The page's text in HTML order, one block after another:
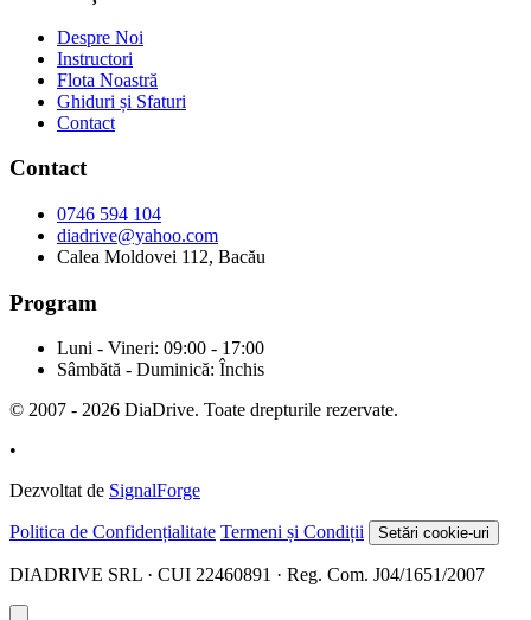
Despre Noi
Instructori
Flota Noastră
Ghiduri și Sfaturi
Contact
Contact
0746 594 104
diadrive@yahoo.com
Calea Moldovei 112, Bacău
Program
Luni - Vineri: 09:00 - 17:00
Sâmbătă - Duminică: Închis
© 2007 - 2026 DiaDrive. Toate drepturile rezervate.
•
Dezvoltat de SignalForge
Politica de Confidențialitate Termeni și Condiții Setări cookie-uri
DIADRIVE SRL · CUI 22460891 · Reg. Com. J04/1651/2007